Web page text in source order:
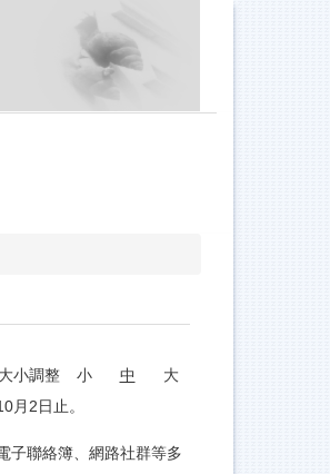
小調整 小 中
大
月2日止。
子聯絡簿、網路社群等多